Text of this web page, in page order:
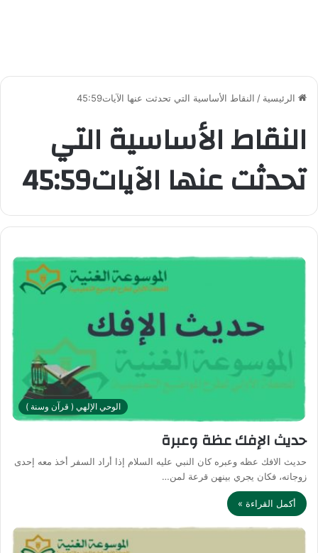
الرئيسية / النقاط الأساسية التي تحدثت عنها الآيات45:59
النقاط الأساسية التي
تحدثت عنها الآيات45:59
الوحي الإلهي ( قرآن وسنة )
حديث الإفك عظة وعبرة
حديث الافك عظه وعبره كان النبي عليه السلام إذا أراد السفر أخذ معه إحدى
زوجاته، فكان يجري بينهن قرعة لمن…
أكمل القراءة »